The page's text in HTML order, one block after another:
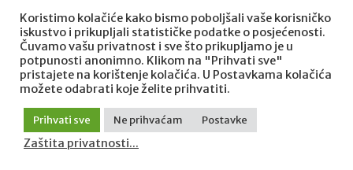
Koristimo kolačiće kako bismo poboljšali vaše korisničko
iskustvo i prikupljali statističke podatke o posjećenosti.
Čuvamo vašu privatnost i sve što prikupljamo je u
potpunosti anonimno. Klikom na "Prihvati sve"
pristajete na korištenje kolačića. U Postavkama kolačića
možete odabrati koje želite prihvatiti.
Prihvati sve Ne prihvaćam Postavke
Zaštita privatnosti...